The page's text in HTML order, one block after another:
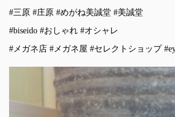
#三原 #庄原 #めがね美誠堂 #美誠堂
#biseido #おしゃれ #オシャレ
#メガネ店 #メガネ屋 #セレクトショップ